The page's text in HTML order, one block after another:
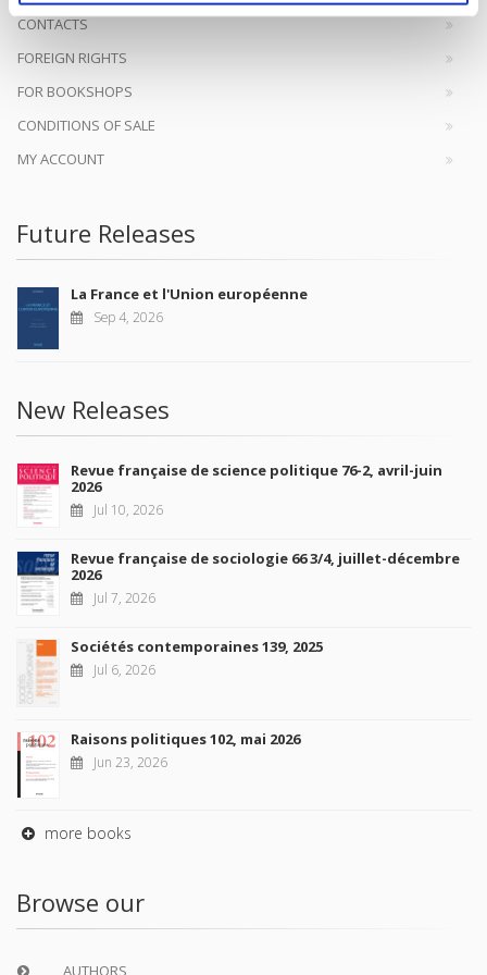
CONTACTS
FOREIGN RIGHTS
FOR BOOKSHOPS
CONDITIONS OF SALE
MY ACCOUNT
Future Releases
La France et l'Union européenne
Sep 4, 2026
New Releases
Revue française de science politique 76-2, avril-juin
2026
Jul 10, 2026
Revue française de sociologie 66 3/4, juillet-décembre
2026
Jul 7, 2026
Sociétés contemporaines 139, 2025
Jul 6, 2026
Raisons politiques 102, mai 2026
Jun 23, 2026
more books
Browse our
AUTHORS